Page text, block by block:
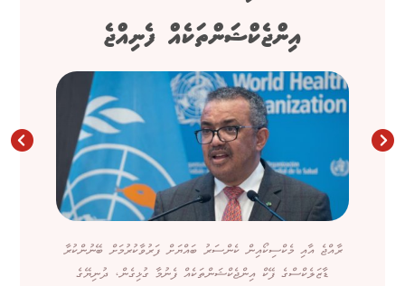
އިންޖެކްޝަންތަކެއް ފެނިއްޖެ
ރާއްޖެ އާއި މެކްސިކޯއިން ކެންސަރު ބައްޔަށް ފަރުވާކުރުމަށް ބޭނުންކުރާ
ޑާޒަލެކްސްގެ ފޭކް އިންޖެކްޝަންތަކެއް ފެނުމާ ގުޅިގެން، ދުނިޔޭގެ